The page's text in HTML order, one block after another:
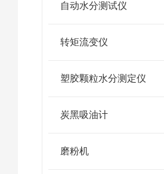
自动水分测试仪
转矩流变仪
塑胶颗粒水分测定仪
炭黑吸油计
磨粉机